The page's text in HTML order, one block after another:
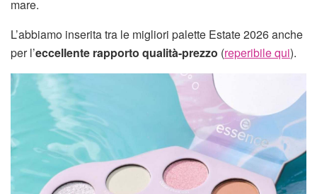
mare.
L’abbiamo inserita tra le migliori palette Estate 2026 anche
per l’eccellente rapporto qualità-prezzo (reperibile qui).